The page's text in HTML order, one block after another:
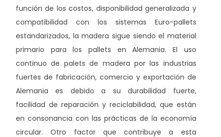
función de los costos, disponibilidad generalizada y
compatibilidad con los sistemas Euro-pallets
estandarizados, la madera sigue siendo el material
primario para los pallets en Alemania. El uso
continuo de palets de madera por las industrias
fuertes de fabricación, comercio y exportación de
Alemania es debido a su durabilidad fuerte,
facilidad de reparación y reciclabilidad, que están
en consonancia con las prácticas de la economía
circular. Otro factor que contribuye a esta